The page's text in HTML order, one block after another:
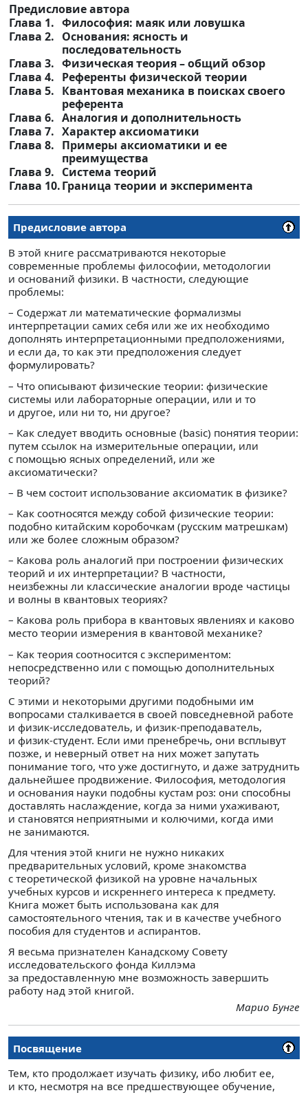
Предисловие автора
Глава 1. Философия: маяк или ловушка
Глава 2. Основания: ясность и
последовательность
Глава 3. Физическая теория – общий обзор
Глава 4. Референты физической теории
Глава 5. Квантовая механика в поисках своего
референта
Глава 6. Аналогия и дополнительность
Глава 7. Характер аксиоматики
Глава 8. Примеры аксиоматики и ее
преимущества
Глава 9. Система теорий
Глава 10.Граница теории и эксперимента
Предисловие автора
В этой книге рассматриваются некоторые
современные проблемы философии, методологии
и оснований физики. В частности, следующие
проблемы:
– Содержат ли математические формализмы
интерпретации самих себя или же их необходимо
дополнять интерпретационными предположениями,
и если да, то как эти предположения следует
формулировать?
– Что описывают физические теории: физические
системы или лабораторные операции, или и то
и другое, или ни то, ни другое?
– Как следует вводить основные (basic) понятия теории:
путем ссылок на измерительные операции, или
с помощью ясных определений, или же
аксиоматически?
– В чем состоит использование аксиоматик в физике?
– Как соотносятся между собой физические теории:
подобно китайским коробочкам (русским матрешкам)
или же более сложным образом?
– Какова роль аналогий при построении физических
теорий и их интерпретации? В частности,
неизбежны ли классические аналогии вроде частицы
и волны в квантовых теориях?
– Какова роль прибора в квантовых явлениях и каково
место теории измерения в квантовой механике?
– Как теория соотносится с экспериментом:
непосредственно или с помощью дополнительных
теорий?
С этими и некоторыми другими подобными им
вопросами сталкивается в своей повседневной работе
и физик-исследователь, и физик-преподаватель,
и физик-студент. Если ими пренебречь, они всплывут
позже, и неверный ответ на них может запутать
понимание того, что уже достигнуто, и даже затруднить
дальнейшее продвижение. Философия, методология
и основания науки подобны кустам роз: они способны
доставлять наслаждение, когда за ними ухаживают,
и становятся неприятными и колючими, когда ими
не занимаются.
Для чтения этой книги не нужно никаких
предварительных условий, кроме знакомства
с теоретической физикой на уровне начальных
учебных курсов и искреннего интереса к предмету.
Книга может быть использована как для
самостоятельного чтения, так и в качестве учебного
пособия для студентов и аспирантов.
Я весьма признателен Канадскому Совету
исследовательского фонда Киллэма
за предоставленную мне возможность завершить
работу над этой книгой.
Марио Бунге
Посвящение
Тем, кто продолжает изучать физику, ибо любит ее,
и кто, несмотря на все предшествующее обучение,